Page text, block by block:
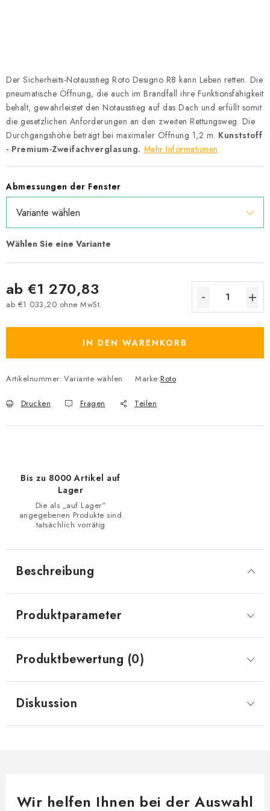
Der Sicherheits-Notausstieg Roto Designo R8 kann Leben retten. Die
pneumatische Öffnung, die auch im Brandfall ihre Funktionsfähigkeit
behält, gewährleistet den Notausstieg auf das Dach und erfüllt somit
die gesetzlichen Anforderungen an den zweiten Rettungsweg. Die
Durchgangshöhe beträgt bei maximaler Öffnung 1,2 m. Kunststoff
- Premium-Zweifachverglasung. Mehr Informationen
Abmessungen der Fenster
ab €1 270,83
ab €1 033,20 ohne MwSt.
IN DEN WARENKORB
Artikelnummer: Variante wählen Marke:Roto
Drucken Fragen Teilen
Bis zu 8000 Artikel auf
Lager
Die als „auf Lager“
angegebenen Produkte sind
tatsächlich vorrätig
Beschreibung
Produktparameter
Produktbewertung (0)
Diskussion
Wir helfen Ihnen bei der Auswahl